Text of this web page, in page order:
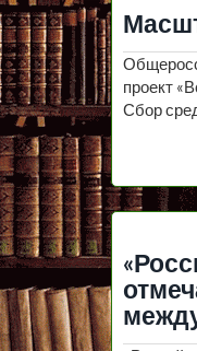
проект
Сбор